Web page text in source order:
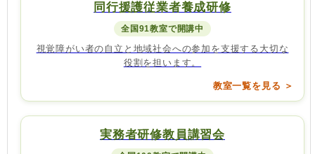
同行援護従業者養成研修
全国91教室で開講中
視覚障がい者の自立と地域社会への参加を支援する大切な
役割を担います。
教室一覧を見る ＞
実務者研修教員講習会